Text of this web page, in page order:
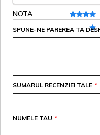
NOTA
SPUNE-NE PAREREA TA
*
SUMARUL RECENZIEI TALE
*
NUMELE TAU